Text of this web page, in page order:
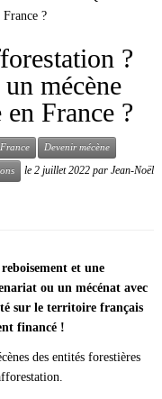
?
?
mécène
France ?
Devenir mécène
le 2 juillet 2022 par Jean-Noël
et une
ou un mécénat avec
sur le territoire français
financé !
des entités forestières